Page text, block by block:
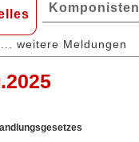
Komponisten
... weitere Meldungen